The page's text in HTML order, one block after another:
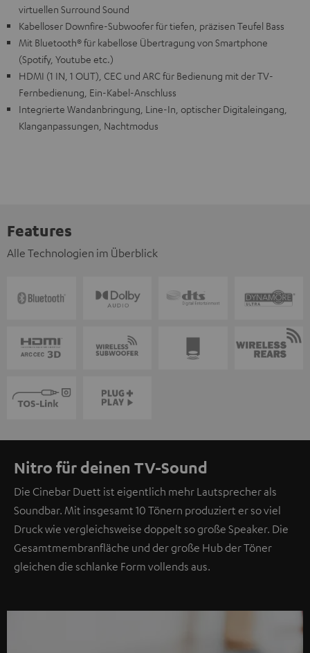
virtuellen Surround Sound
Kabelloser Downfire-Subwoofer für tiefen, präzisen Teufel Bass
Mit Bluetooth® für kabellose Übertragung von Smartphone
(Spotify, Youtube etc.)
HDMI (1 IN, 1 OUT), CEC und ARC für Bedienung mit der TV-
Fernbedienung, Ein-Kabel-Anschluss
Integrierte Wandanbringung, Line-In, optischer Digitaleingang,
Klanganpassungen, Nachtmodus
Features
Alle Technologien im Überblick
Nitro für deinen TV-Sound
Die Cinebar Duett ist eigentlich mehr Lautsprecher als
Soundbar. Mit insgesamt 10 Tönern produziert er so viel
Druck wie vergleichsweise doppelt so große Speaker. Die
Gesamtmembranfläche und der große Hub der Töner
gleichen die schlanke Form vollends aus.